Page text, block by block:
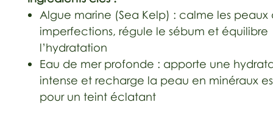
Algue marine (Sea Kelp) : calme les peaux
imperfections, régule le sébum et équilibre
l’hydratation
Eau de mer profonde : apporte une
intense et recharge la peau en minéraux
pour un teint éclatant